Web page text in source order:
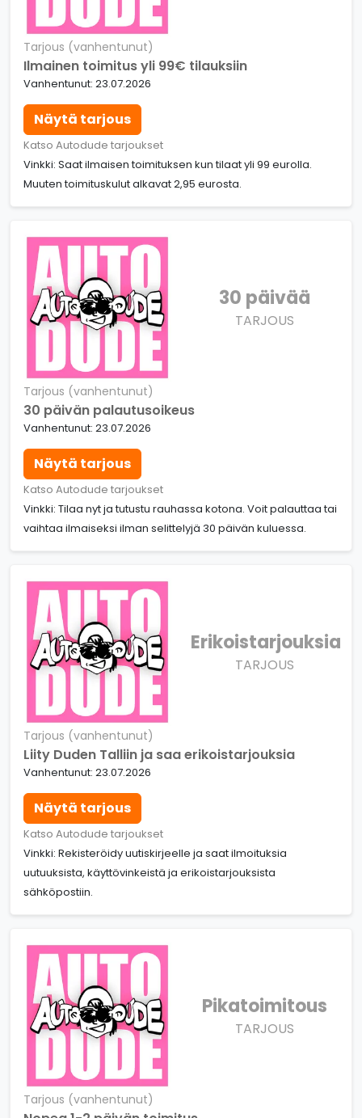
Tarjous (vanhentunut)
Ilmainen toimitus yli 99€ tilauksiin
Vanhentunut: 23.07.2026
Näytä tarjous
Katso Autodude tarjoukset
Vinkki: Saat ilmaisen toimituksen kun tilaat yli 99 eurolla.
Muuten toimituskulut alkavat 2,95 eurosta.
30 päivää
TARJOUS
Tarjous (vanhentunut)
30 päivän palautusoikeus
Vanhentunut: 23.07.2026
Näytä tarjous
Katso Autodude tarjoukset
Vinkki: Tilaa nyt ja tutustu rauhassa kotona. Voit palauttaa tai
vaihtaa ilmaiseksi ilman selittelyjä 30 päivän kuluessa.
Erikoistarjouksia
TARJOUS
Tarjous (vanhentunut)
Liity Duden Talliin ja saa erikoistarjouksia
Vanhentunut: 23.07.2026
Näytä tarjous
Katso Autodude tarjoukset
Vinkki: Rekisteröidy uutiskirjeelle ja saat ilmoituksia
uutuuksista, käyttövinkeistä ja erikoistarjouksista
sähköpostiin.
Pikatoimitous
TARJOUS
Tarjous (vanhentunut)